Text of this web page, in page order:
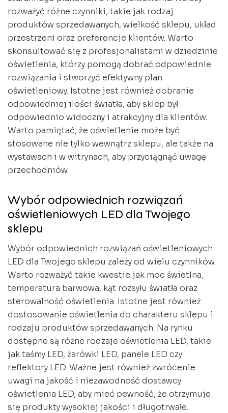
rozważyć różne czynniki, takie jak rodzaj
produktów sprzedawanych, wielkość sklepu, układ
przestrzeni oraz preferencje klientów. Warto
skonsultować się z profesjonalistami w dziedzinie
oświetlenia, którzy pomogą dobrać odpowiednie
rozwiązania i stworzyć efektywny plan
oświetleniowy. Istotne jest również dobranie
odpowiedniej ilości światła, aby sklep był
odpowiednio widoczny i atrakcyjny dla klientów.
Warto pamiętać, że oświetlenie może być
stosowane nie tylko wewnątrz sklepu, ale także na
wystawach i w witrynach, aby przyciągnąć uwagę
przechodniów.
Wybór odpowiednich rozwiązań
oświetleniowych LED dla Twojego
sklepu
Wybór odpowiednich rozwiązań oświetleniowych
LED dla Twojego sklepu zależy od wielu czynników.
Warto rozważyć takie kwestie jak moc świetlna,
temperatura barwowa, kąt rozsyłu światła oraz
sterowalność oświetlenia. Istotne jest również
dostosowanie oświetlenia do charakteru sklepu i
rodzaju produktów sprzedawanych. Na rynku
dostępne są różne rodzaje oświetlenia LED, takie
jak taśmy LED, żarówki LED, panele LED czy
reflektory LED. Ważne jest również zwrócenie
uwagi na jakość i niezawodność dostawcy
oświetlenia LED, aby mieć pewność, że otrzymuje
się produkty wysokiej jakości i długotrwałe.